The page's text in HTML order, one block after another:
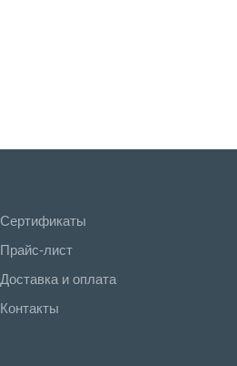
Сертификаты
Прайс-лист
Доставка и оплата
Контакты